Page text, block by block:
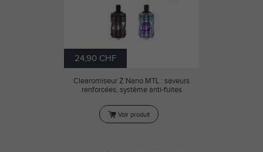
24,90 CHF
Clearomiseur Z Nano MTL : saveurs
renforcées, système anti-fuites
Voir produit